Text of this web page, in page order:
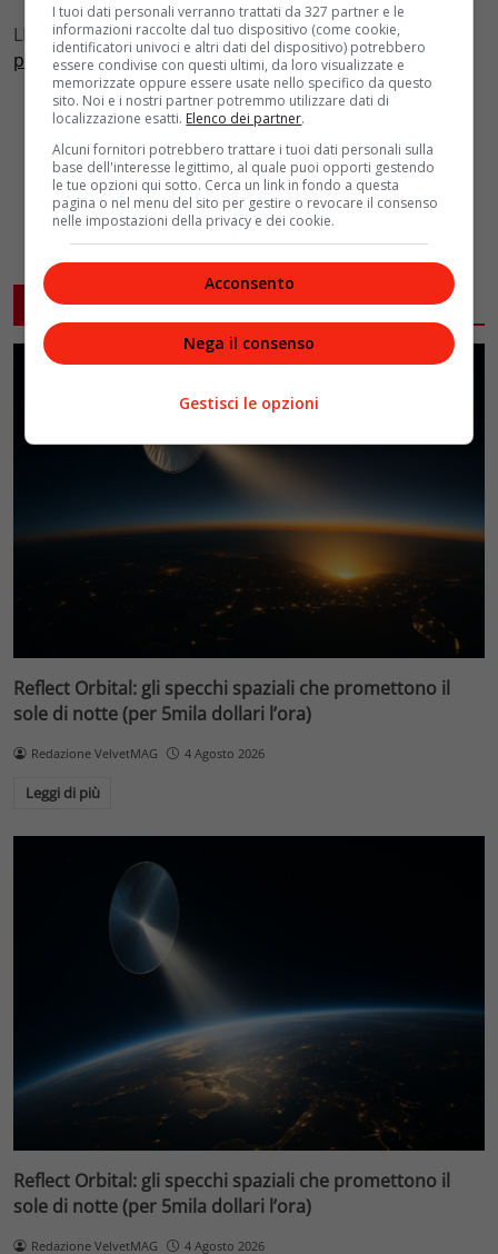
LEGGI ANCHE: Colpo di Stato in Sudan: arrestato il
premier Hamdok, il paese nel caos
ARTICOLI CORRELATI
Reflect Orbital: gli specchi spaziali che promettono il
sole di notte (per 5mila dollari l’ora)
Redazione VelvetMAG 4 Agosto 2026
Leggi di più
Reflect Orbital: gli specchi spaziali che promettono il
sole di notte (per 5mila dollari l’ora)
Redazione VelvetMAG 4 Agosto 2026
I tuoi dati personali verranno trattati da 327 partner e le
informazioni raccolte dal tuo dispositivo (come cookie,
identificatori univoci e altri dati del dispositivo) potrebbero
essere condivise con questi ultimi, da loro visualizzate e
memorizzate oppure essere usate nello specifico da questo
sito. Noi e i nostri partner potremmo utilizzare dati di
localizzazione esatti. Elenco dei partner.
Alcuni fornitori potrebbero trattare i tuoi dati personali sulla
base dell'interesse legittimo, al quale puoi opporti gestendo
le tue opzioni qui sotto. Cerca un link in fondo a questa
pagina o nel menu del sito per gestire o revocare il consenso
nelle impostazioni della privacy e dei cookie.
Acconsento
Nega il consenso
Gestisci le opzioni